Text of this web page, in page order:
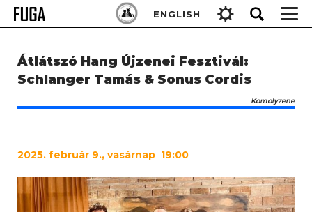
Skip
ENGLISH
Keresés:
Átlátszó Hang Újzenei Fesztivál:
Schlanger Tamás & Sonus Cordis
Komolyzene
2025. február 9., vasárnap 19:00